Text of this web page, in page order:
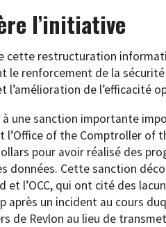
l’initiative
cette restructuration
le renforcement de la
l’amélioration de l’efficacité
une sanction importante
l’Office of the Comptroller of
pour avoir réalisé des
données. Cette sanction
et l’OCC, qui ont cité des
après un incident au cours
de Revlon au lieu de